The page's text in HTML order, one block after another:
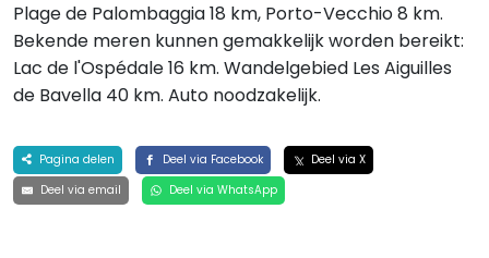
Plage de Palombaggia 18 km, Porto-Vecchio 8 km.
Bekende meren kunnen gemakkelijk worden bereikt:
Lac de l'Ospédale 16 km. Wandelgebied Les Aiguilles
de Bavella 40 km. Auto noodzakelijk.
Pagina delen Deel via Facebook
Deel via X
Deel via email
Deel via WhatsApp